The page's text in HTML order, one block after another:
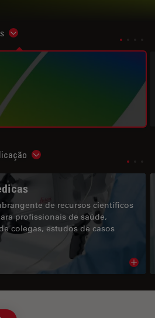
Show subnavigation
Show subnavigation
de recursos científicos
profissionais de saúde,
colegas, estudos de casos